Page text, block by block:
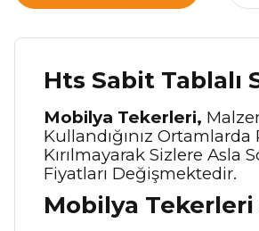
Hts Sabit Tablalı
Mobilya Tekerleri,
Kullandığınız
Kırılmayarak Sizlere Asla
Fiyatları Değişmektedir.
Mobilya